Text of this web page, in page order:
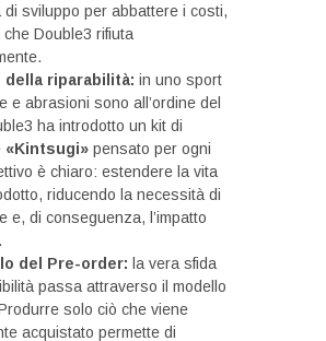
di sviluppo per abbattere i costi,
Double3 rifiuta
della riparabilità: in uno sport
e abrasioni sono all’ordine del
ha introdotto un kit di
«Kintsugi» pensato per ogni
è chiaro: estendere la vita
riducendo la necessità di
e, di conseguenza, l’impatto
del Pre-order: la vera sfida
passa attraverso il modello
solo ciò che viene
acquistato permette di